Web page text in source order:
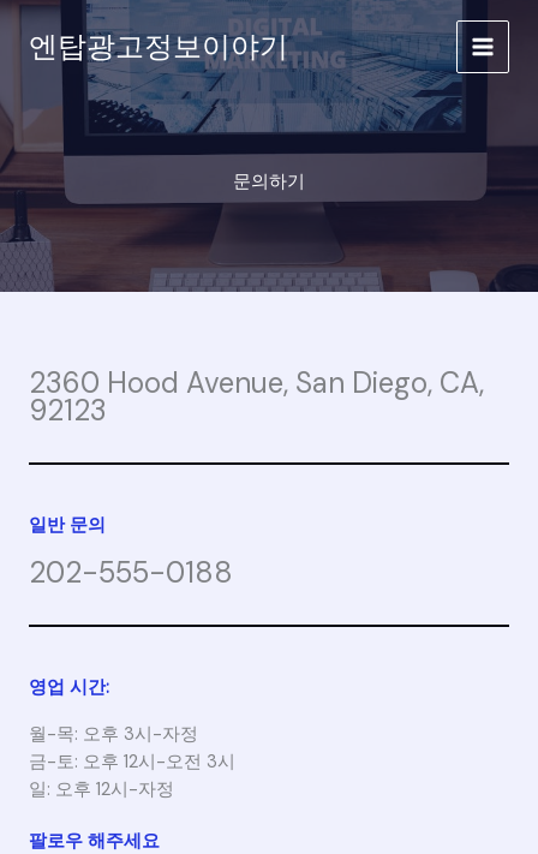
콘
건
너
뛰
기
엔탑광고정보이야기
문의하기
2360 Hood Avenue, San Diego, CA,
92123
일반 문의
202-555-0188
영업 시간:
월-목: 오후 3시-자정
금-토: 오후 12시-오전 3시
일: 오후 12시-자정
팔로우 해주세요